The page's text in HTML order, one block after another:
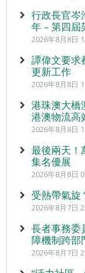
行政長官岑
年 – 第四屆
2026年8月8日
譚偉文要求
更新工作
2026年8月8日
港珠澳大橋
港澳物流高
2026年8月8日
最後兩天！
集名優展
2026年8月8日
受熱帶氣
2026年8月7日
長者事務委
障機制跨部
2026年8月7日